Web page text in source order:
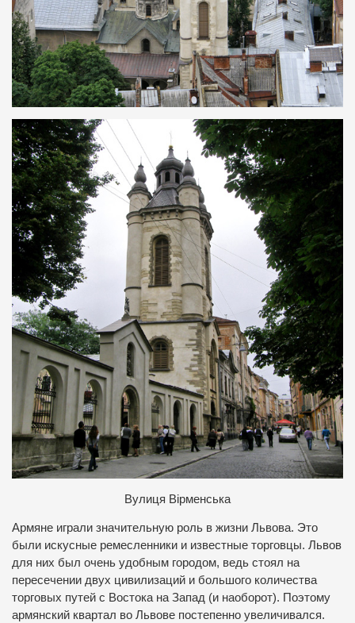
Вулиця Вірменська
Армяне играли значительную роль в жизни Львова. Это
были искусные ремесленники и известные торговцы. Львов
для них был очень удобным городом, ведь стоял на
пересечении двух цивилизаций и большого количества
торговых путей с Востока на Запад (и наоборот). Поэтому
армянский квартал во Львове постепенно увеличивался.